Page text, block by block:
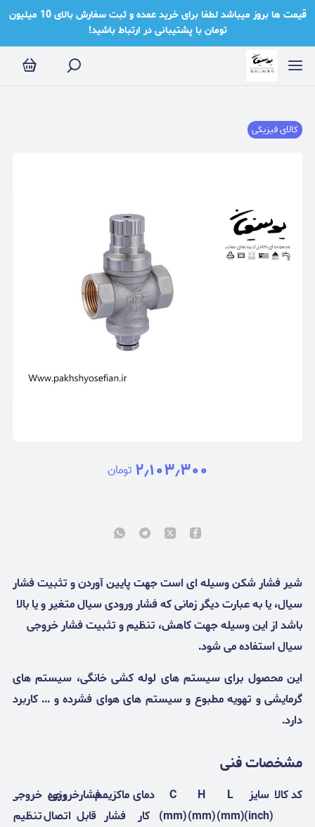
قیمت ها بروز میباشد لطفا برای خرید عمده و ثبت سفارش بالای 10 میلیون
تومان با پشتیبانی در ارتباط باشید!
کالای فیزیکی
۲٫۱۰۳٫۳۰۰ تومان
شیر فشار شکن وسیله ای است جهت پایین آوردن و تثبیت فشار
سیال، یا به عبارت دیگر زمانی که فشار ورودی سیال متغیر و یا بالا
باشد از این وسیله جهت کاهش، تنظیم و تثبیت فشار خروجی
سیال استفاده می شود.
این محصول برای سیستم های لوله کشی خانگی، سیستم های
گرمایشی و تهویه مطبوع و سیستم های هوای فشرده و ... کاربرد
دارد.
مشخصات فنی
کد کالا سایز
(inch)
L
(mm)
H
(mm)
C
(mm)
دمای
کار
ماکزیمم
فشار
فشارخروجی
قابل
رزوه
اتصال
خروجی
تنظیم